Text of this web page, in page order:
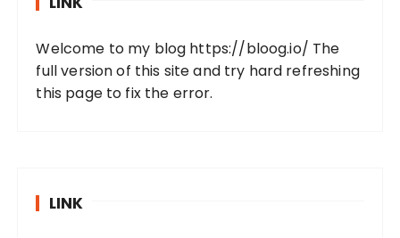
Welcome to my blog https://bloog.io/ The
full version of this site and try hard refreshing
this page to fix the error.
LINK